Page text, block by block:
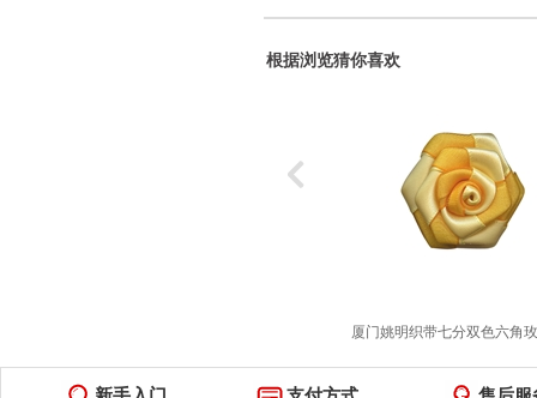
根据浏览猜你喜欢
厦门姚明织带七分双色六角
￥0.00